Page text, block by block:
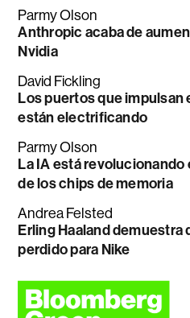
Parmy Olson
Anthropic acaba de
Nvidia
David Fickling
Los puertos que impulsan
están electrificando
Parmy Olson
La IA está
de los chips de memoria
Andrea Felsted
Erling Haaland demuestra
perdido para Nike